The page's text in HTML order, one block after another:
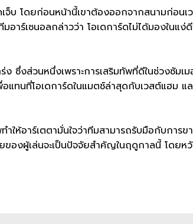
โดยก่อนหน้านี้เขาต้องออกจากสนามก่อนเ
ร์เซนอลกล่าวว่า โอเดการ์ดไม่ได้มองในแง่
งส่วนหนึ่งเพราะการเสริมทัพที่ดีในช่วงซัมเม
ทนที่โอเดการ์ดในแมตช์ล่าสุดกับเวสต์แฮม
ห้อาร์เตตามั่นใจว่าทีมสามารถรับมือกับการ
องผู้เล่นจะเป็นปัจจัยสำคัญในฤดูกาลนี้ โดย